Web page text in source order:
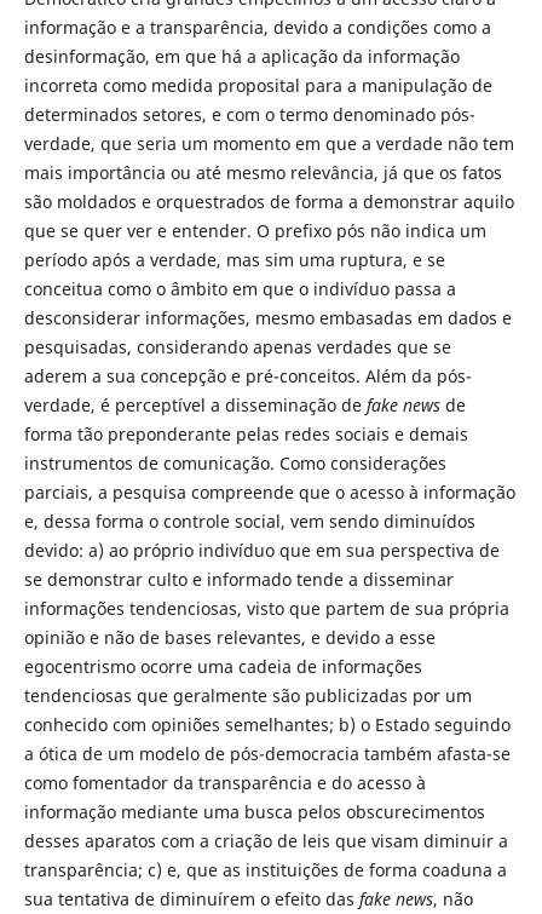
informação e a transparência, devido a condições como a
desinformação, em que há a aplicação da informação
incorreta como medida proposital para a manipulação de
determinados setores, e com o termo denominado pós-
verdade, que seria um momento em que a verdade não tem
mais importância ou até mesmo relevância, já que os fatos
são moldados e orquestrados de forma a demonstrar aquilo
que se quer ver e entender. O prefixo pós não indica um
período após a verdade, mas sim uma ruptura, e se
conceitua como o âmbito em que o indivíduo passa a
desconsiderar informações, mesmo embasadas em dados e
pesquisadas, considerando apenas verdades que se
aderem a sua concepção e pré-conceitos. Além da pós-
verdade, é perceptível a disseminação de fake news de
forma tão preponderante pelas redes sociais e demais
instrumentos de comunicação. Como considerações
parciais, a pesquisa compreende que o acesso à informação
e, dessa forma o controle social, vem sendo diminuídos
devido: a) ao próprio indivíduo que em sua perspectiva de
se demonstrar culto e informado tende a disseminar
informações tendenciosas, visto que partem de sua própria
opinião e não de bases relevantes, e devido a esse
egocentrismo ocorre uma cadeia de informações
tendenciosas que geralmente são publicizadas por um
conhecido com opiniões semelhantes; b) o Estado seguindo
a ótica de um modelo de pós-democracia também afasta-se
como fomentador da transparência e do acesso à
informação mediante uma busca pelos obscurecimentos
desses aparatos com a criação de leis que visam diminuir a
transparência; c) e, que as instituições de forma coaduna a
sua tentativa de diminuírem o efeito das fake news, não